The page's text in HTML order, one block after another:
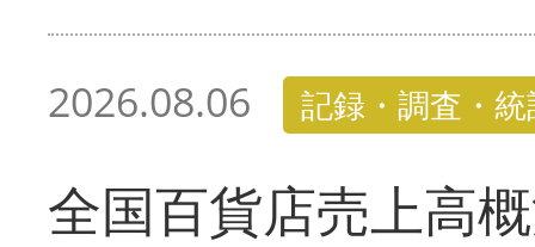
2026.08.06 記録・調査・
全国百貨店売上高